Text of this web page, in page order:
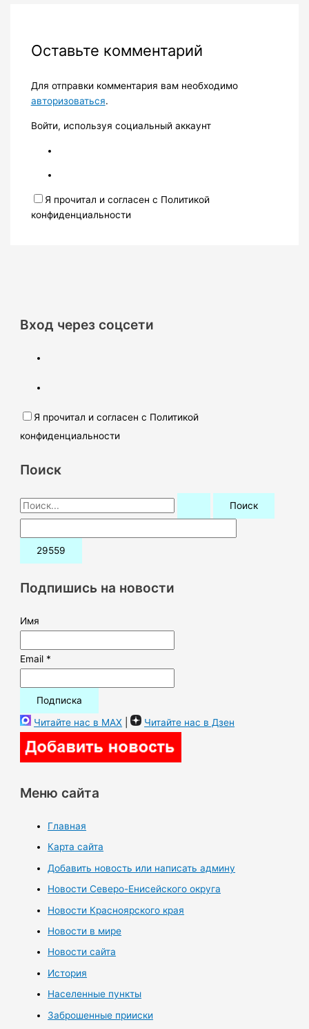
Оставьте комментарий
Для отправки комментария вам необходимо
авторизоваться.
Войти, используя социальный аккаунт
Я прочитал и согласен с Политикой
конфиденциальности
Вход через соцсети
Я прочитал и согласен с Политикой
конфиденциальности
Поиск
П
о
и
:Подпишись на новости
Имя
Email *
Читайте нас в MAX | Читайте нас в Дзен
Меню сайта
Главная
Карта сайта
Добавить новость или написать админу
Новости Северо-Енисейского округа
Новости Красноярского края
Новости в мире
Новости сайта
История
Населенные пункты
Заброшенные прииски